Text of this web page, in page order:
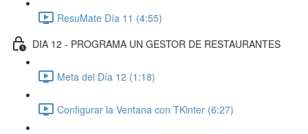
ResuMate Día 11 (4:55)
DIA 12 - PROGRAMA UN GESTOR DE RESTAURANTES
Meta del Día 12 (1:18)
Configurar la Ventana con TKinter (6:27)